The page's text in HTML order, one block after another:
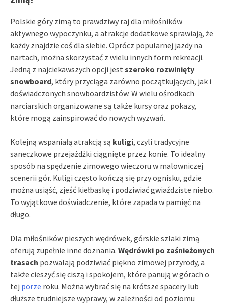
Polskie góry zimą to prawdziwy raj dla miłośników
aktywnego wypoczynku, a atrakcje dodatkowe sprawiają, że
każdy znajdzie coś dla siebie. Oprócz popularnej jazdy na
nartach, można skorzystać z wielu innych form rekreacji.
Jedną z najciekawszych opcji jest szeroko rozwinięty
snowboard, który przyciąga zarówno początkujących, jak i
doświadczonych snowboardzistów. W wielu ośrodkach
narciarskich organizowane są także kursy oraz pokazy,
które mogą zainspirować do nowych wyzwań.
Kolejną wspaniałą atrakcją są kuligi, czyli tradycyjne
saneczkowe przejażdżki ciągnięte przez konie. To idealny
sposób na spędzenie zimowego wieczoru w malowniczej
scenerii gór. Kuligi często kończą się przy ognisku, gdzie
można usiąść, zjeść kiełbaskę i podziwiać gwiaździste niebo.
To wyjątkowe doświadczenie, które zapada w pamięć na
długo.
Dla miłośników pieszych wędrówek, górskie szlaki zimą
oferują zupełnie inne doznania. Wędrówki po zaśnieżonych
trasach pozwalają podziwiać piękno zimowej przyrody, a
także cieszyć się ciszą i spokojem, które panują w górach o
tej porze roku. Można wybrać się na krótsze spacery lub
dłuższe trudniejsze wyprawy, w zależności od poziomu